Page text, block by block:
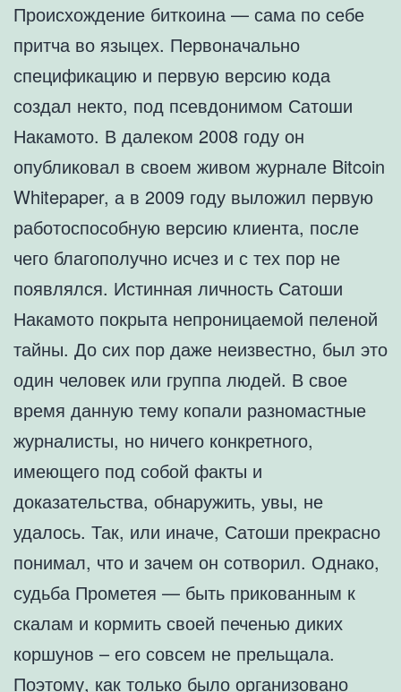
Происхождение биткоина — сама по себе
притча во языцех. Первоначально
спецификацию и первую версию кода
создал некто, под псевдонимом Сатоши
Накамото. В далеком 2008 году он
опубликовал в своем живом журнале Bitcoin
Whitepaper, а в 2009 году выложил первую
работоспособную версию клиента, после
чего благополучно исчез и с тех пор не
появлялся. Истинная личность Сатоши
Накамото покрыта непроницаемой пеленой
тайны. До сих пор даже неизвестно, был это
один человек или группа людей. В свое
время данную тему копали разномастные
журналисты, но ничего конкретного,
имеющего под собой факты и
доказательства, обнаружить, увы, не
удалось. Так, или иначе, Сатоши прекрасно
понимал, что и зачем он сотворил. Однако,
судьба Прометея — быть прикованным к
скалам и кормить своей печенью диких
коршунов – его совсем не прельщала.
Поэтому, как только было организовано